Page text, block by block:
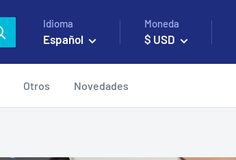
Idioma
Español
Moneda
$ USD
Otros Novedades